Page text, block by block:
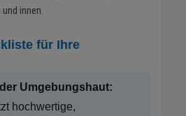
innen.
für Ihre
Umgebungshaut:
hochwertige,